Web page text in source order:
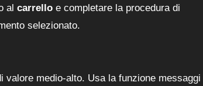
al carrello e completare la procedura di
selezionato.
valore medio-alto. Usa la funzione messaggi